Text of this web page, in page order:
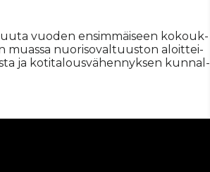
vuo­den en­sim­mäi­seen ko­kouk­
mu­as­sa nuo­ri­so­val­tuus­ton aloit­tei­
ja ko­ti­ta­lous­vä­hen­nyk­sen kun­nal­